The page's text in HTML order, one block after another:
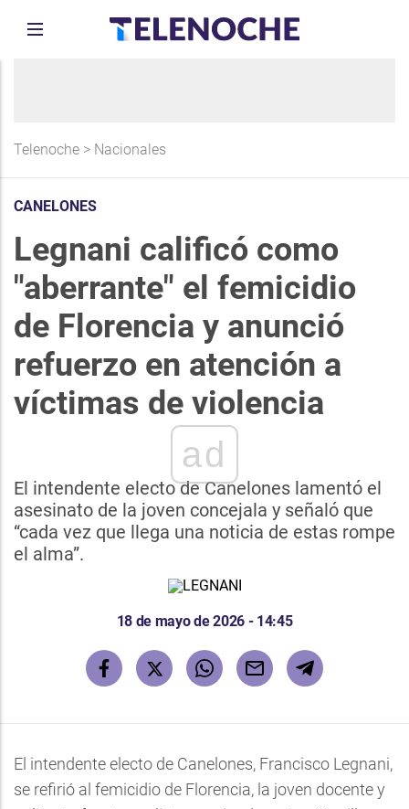
Telenoche > Nacionales
CANELONES
Legnani calificó como
"aberrante" el femicidio
de Florencia y anunció
refuerzo en atención a
víctimas de violencia
ad
El intendente electo de Canelones lamentó el
asesinato de la joven concejala y señaló que
“cada vez que llega una noticia de estas rompe
el alma”.
18 de mayo de 2026 - 14:45
El intendente electo de Canelones, Francisco Legnani,
se refirió al femicidio de Florencia, la joven docente y